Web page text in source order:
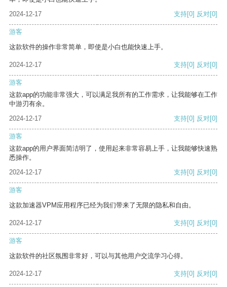
2024-12-17
支持[0] 反对[0]
游客
这款软件的操作非常简单，即使是小白也能快速上手。
2024-12-17 支持[0] 反对[0]
游客
这款app的功能非常强大，可以满足我所有的工作需求，让我能够在工作
中游刃有余。
2024-12-17
支持[0] 反对[0]
游客
这款app的用户界面简洁明了，使用起来非常容易上手，让我能够快速熟
悉操作。
2024-12-17
支持[0] 反对[0]
游客
这款加速器VPM应用程序已经为我们带来了无限的隐私和自由。
2024-12-17 支持[0] 反对[0]
游客
这款软件的社区氛围非常好，可以与其他用户交流学习心得。
2024-12-17 支持[0] 反对[0]